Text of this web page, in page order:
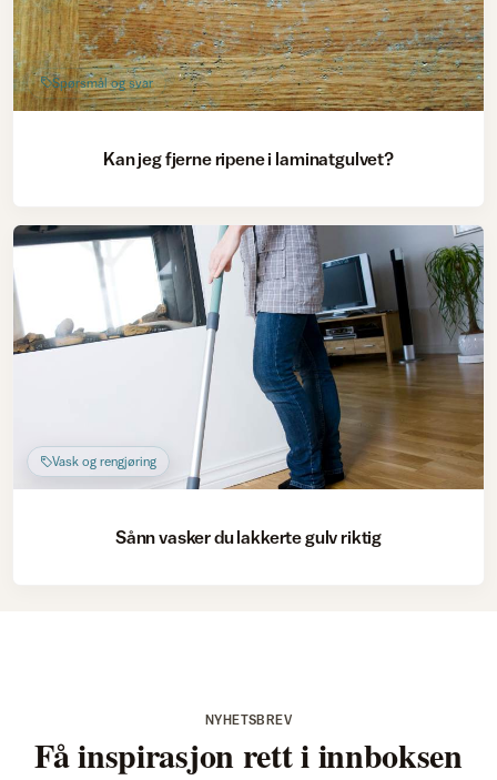
Spørsmål og svar
Kan jeg fjerne ripene i laminatgulvet?
Vask og rengjøring
Sånn vasker du lakkerte gulv riktig
NYHETSBREV
Få inspirasjon rett i innboksen